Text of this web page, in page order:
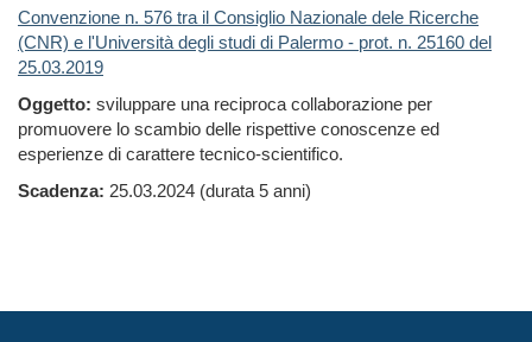
Convenzione n. 576 tra il Consiglio Nazionale dele Ricerche
(CNR) e l'Università degli studi di Palermo - prot. n. 25160 del
25.03.2019
Oggetto: sviluppare una reciproca collaborazione per
promuovere lo scambio delle rispettive conoscenze ed
esperienze di carattere tecnico-scientifico.
Scadenza: 25.03.2024 (durata 5 anni)